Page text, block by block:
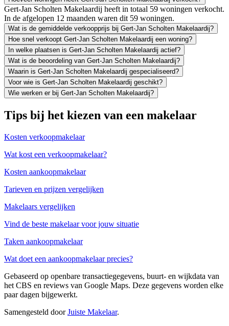
Gert-Jan Scholten Makelaardij heeft in totaal 59 woningen verkocht.
In de afgelopen 12 maanden waren dit 59 woningen.
Wat is de gemiddelde verkoopprijs bij Gert-Jan Scholten Makelaardij?
Hoe snel verkoopt Gert-Jan Scholten Makelaardij een woning?
In welke plaatsen is Gert-Jan Scholten Makelaardij actief?
Wat is de beoordeling van Gert-Jan Scholten Makelaardij?
Waarin is Gert-Jan Scholten Makelaardij gespecialiseerd?
Voor wie is Gert-Jan Scholten Makelaardij geschikt?
Wie werken er bij Gert-Jan Scholten Makelaardij?
Tips bij het kiezen van een makelaar
Kosten verkoopmakelaar
Wat kost een verkoopmakelaar?
Kosten aankoopmakelaar
Tarieven en prijzen vergelijken
Makelaars vergelijken
Vind de beste makelaar voor jouw situatie
Taken aankoopmakelaar
Wat doet een aankoopmakelaar precies?
Gebaseerd op openbare transactiegegevens, buurt- en wijkdata van
het CBS en reviews van Google Maps. Deze gegevens worden elke
paar dagen bijgewerkt.
Samengesteld doorJuiste Makelaar.